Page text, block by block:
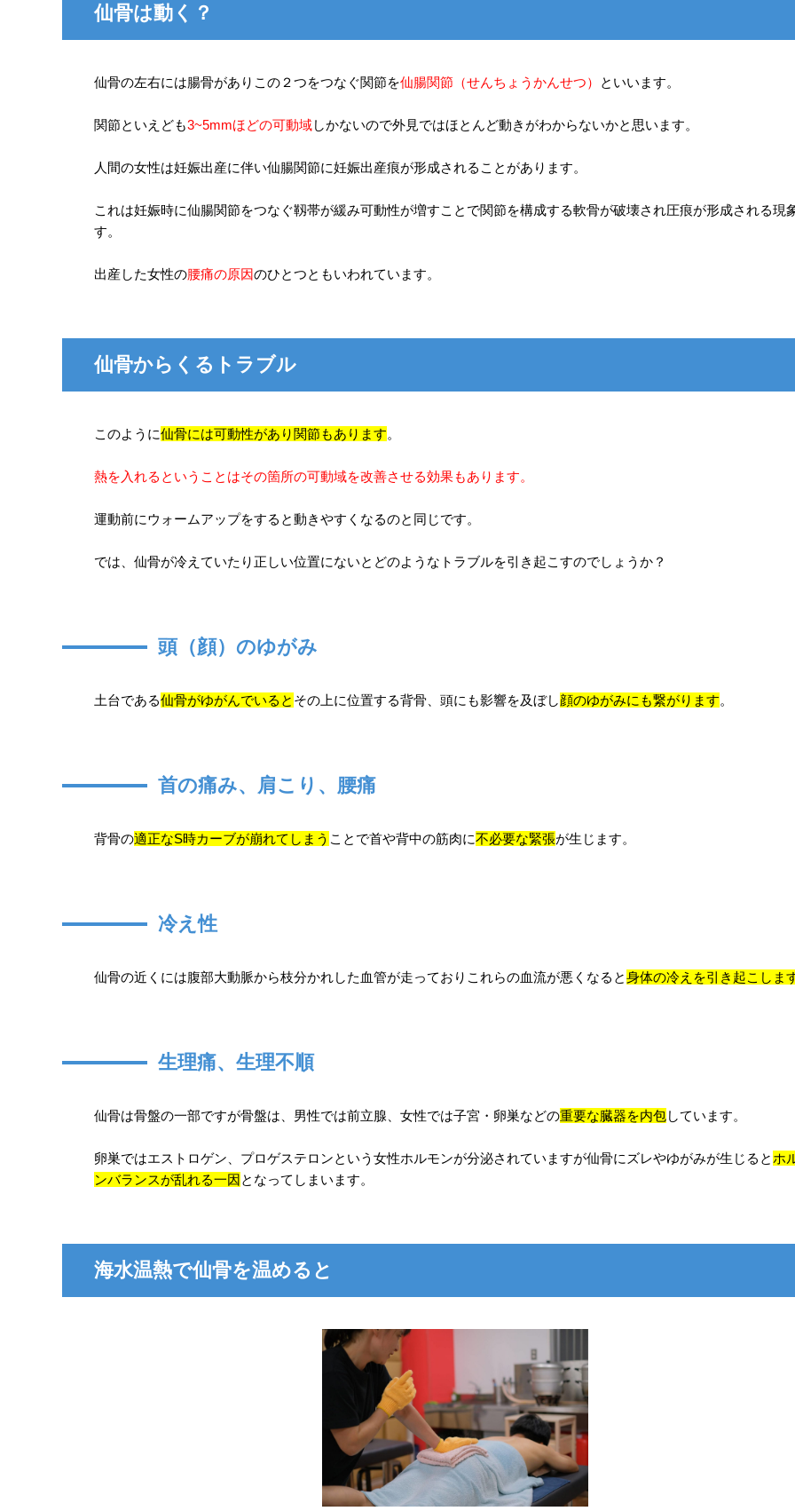
仙骨は動く？
仙骨の左右には腸骨がありこの２つをつなぐ関節を仙腸関節（せんちょうかんせつ） といいます。
関節といえども3~5mmほどの可動域しかないので外見ではほとんど動きがわからないかと思います。
人間の女性は妊娠出産に伴い仙腸関節に妊娠出産痕が形成されることがあります。
これは妊娠時に仙腸関節をつなぐ靱帯が緩み可動性が増すことで関節を構成する軟骨が破壊され圧痕が形成される現
す。
出産した女性の腰痛の原因のひとつともいわれています。
仙骨からくるトラブル
このように仙骨には可動性があり関節もあります。
熱を入れるということはその箇所の可動域を改善させる効果もあります。
運動前にウォームアップをすると動きやすくなるのと同じです。
では、仙骨が冷えていたり正しい位置にないとどのようなトラブルを引き起こすのでしょうか？
頭（顔）のゆがみ
土台である仙骨がゆがんでいると その上に位置する背骨、頭にも影響を及ぼし顔のゆがみにも繋がります。
首の痛み、肩こり、腰痛
背骨の適正なS時カーブが崩れてしまう ことで首や背中の筋肉に不必要な緊張が生じます。
冷え性
仙骨の近くには腹部大動脈から枝分かれした血管が走っておりこれらの血流が悪くなると身体の冷えを引き起こしま
生理痛、生理不順
仙骨は骨盤の一部ですが骨盤は、男性では前立腺、女性では子宮・卵巣などの重要な臓器を内包しています。
卵巣ではエストロゲン、プロゲステロンという女性ホルモンが分泌されていますが仙骨にズレやゆがみが生じると ホ
ンバランスが乱れる一因となってしまいます。
海水温熱で仙骨を温めると